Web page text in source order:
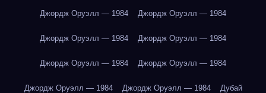
Джордж Оруэлл — 1984 Джордж Оруэлл — 1984
Джордж Оруэлл — 1984 Джордж Оруэлл — 1984
Джордж Оруэлл — 1984 Джордж Оруэлл — 1984
Джордж Оруэлл — 1984 Джордж Оруэлл — 1984 Дубай